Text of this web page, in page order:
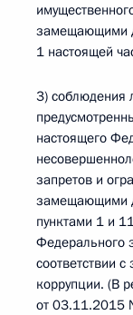
замещающими
1 настоящей
3)
настоящего
запретов и
замещающими
пунктами 1 и
Федерального
соответствии
коррупции. (В
от